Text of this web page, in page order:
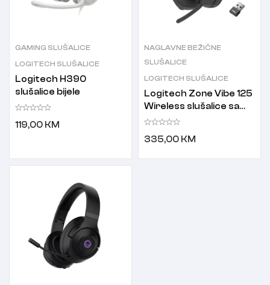
GAMING SLUŠALICE
LOGITECH SLUŠALICE
Logitech H390
slušalice bijele
119,00 KM
NAGLAVNE BEŽIČNE
SLUŠALICE
LOGITECH SLUŠALICE
Logitech Zone Vibe 125
Wireless slušalice sa
mikrofonom
335,00 KM